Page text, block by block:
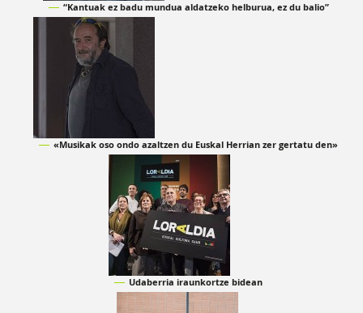
“Kantuak ez badu mundua aldatzeko helburua, ez du balio”
«Musikak oso ondo azaltzen du Euskal Herrian zer gertatu den»
Udaberria iraunkortze bidean